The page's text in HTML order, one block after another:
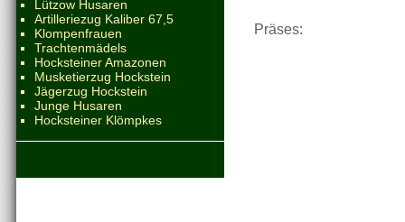
Lützow Husaren
Artilleriezug Kaliber 67,5
Klompenfrauen
Trachtenmädels
Hocksteiner Amazonen
Musketierzug Hockstein
Jägerzug Hockstein
Junge Husaren
Hocksteiner Klömpkes
Präses: